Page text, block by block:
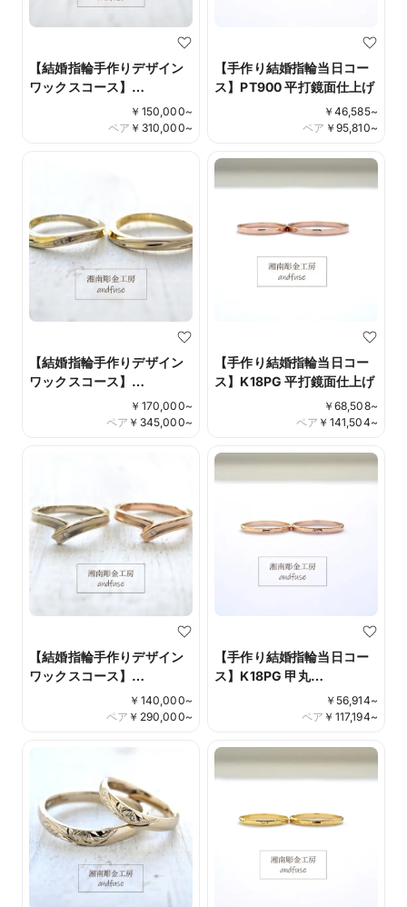
【結婚指輪手作りデザイン
ワックスコース】
Pt900/K18CG 鏡面仕上げ
コンビネーションリング ダ
￥ 150,000~
￥ 310,000~
ペア
【手作り結婚指輪当日コー
ス】PT900 平打鏡面仕上げ
￥ 46,585~
￥ 95,810~
ペア
【結婚指輪手作りデザイン
ワックスコース】
K18YG/K18CG甲丸鏡面仕
上げ ダイアモンド/サファイ
￥ 170,000~
￥ 345,000~
ペア
【手作り結婚指輪当日コー
ス】K18PG 平打鏡面仕上げ
￥ 68,508~
￥ 141,504~
ペア
【結婚指輪手作りデザイン
ワックスコース】
K18CG/K18PGつや消し仕
上げ ダイアモンド彫り留め
￥ 140,000~
￥ 290,000~
ペア
【手作り結婚指輪当日コー
ス】K18PG 甲丸
minamo(みなも）＊当工房
オリジナル仕上げ
￥ 56,914~
￥ 117,194~
ペア